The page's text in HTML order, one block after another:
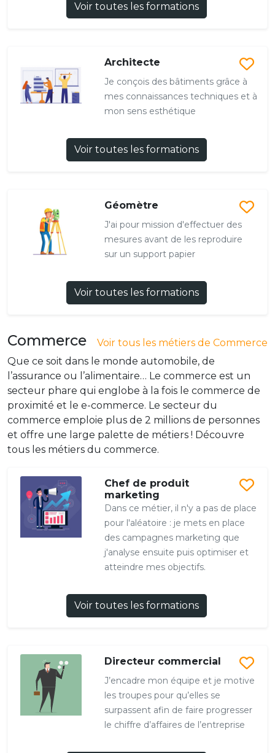
Voir toutes les formations
Architecte
Je conçois des bâtiments grâce à
mes connaissances techniques et à
mon sens esthétique
Voir toutes les formations
Géomètre
J'ai pour mission d'effectuer des
mesures avant de les reproduire
sur un support papier
Voir toutes les formations
Commerce
Voir tous les métiers de Commerce
Que ce soit dans le monde automobile, de
l’assurance ou l’alimentaire… Le commerce est un
secteur phare qui englobe à la fois le commerce de
proximité et le e-commerce. Le secteur du
commerce emploie plus de 2 millions de personnes
et offre une large palette de métiers ! Découvre
tous les métiers du commerce.
Chef de produit
marketing
Dans ce métier, il n'y a pas de place
pour l'aléatoire : je mets en place
des campagnes marketing que
j'analyse ensuite puis optimiser et
atteindre mes objectifs.
Voir toutes les formations
Directeur commercial
J’encadre mon équipe et je motive
les troupes pour qu’elles se
surpassent afin de faire progresser
le chiffre d’affaires de l’entreprise